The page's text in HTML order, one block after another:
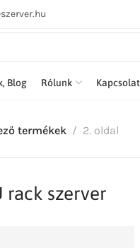
Blog Rólunk Kapcsolat
termékek 2. oldal
rack szerver